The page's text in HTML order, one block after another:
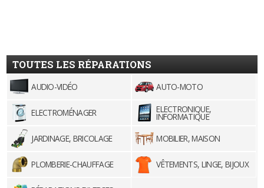
TOUTES LES RÉPARATIONS
AUDIO-VIDÉO AUTO-MOTO
ELECTROMÉNAGER ELECTRONIQUE,
INFORMATIQUE
JARDINAGE, BRICOLAGE
MOBILIER, MAISON
PLOMBERIE-CHAUFFAGE VÊTEMENTS, LINGE, BIJOUX